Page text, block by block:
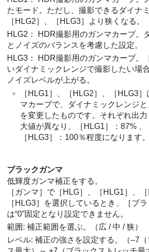
たモード。ただし、撮影できるダイナ
［HLG2］
［HLG3］
より狭くなる。
HLG2 ： HDR撮影用のガンマカーブ。
とノイズのバランスを考慮した設定。
HLG3 ： HDR撮影用のガンマカーブ。
いダイナミックレンジで撮影したい場
ノイズレベルが上がる。
［HLG1］
［HLG2］ ［HLG3］
マカーブで、ダイナミックレンジ
を変更したものです。それぞれ出
大値が異なり、
［HLG1］ ：87% 、
［HLG3］
：100％程度になります。
ブラックガンマ
低輝度ガンマ補正をする。
［ガンマ］ で ［HLG］ ［HLG1］
［HLG3］
を選択しているとき、
［ブ
は“0”固定となり設定できません。
範囲: 補正範囲を選ぶ。（広 / 中 / 狭）
レベル: 補正の強さを設定する。（–7